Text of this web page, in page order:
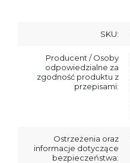
SKU:
Producent / Osoby
odpowiedzialne za
zgodność produktu z
przepisami:
Ostrzeżenia oraz
informacje dotyczące
bezpieczeństwa: